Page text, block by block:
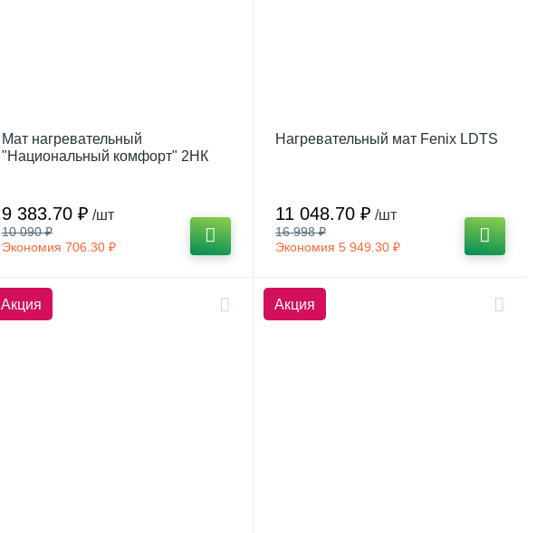
Мат нагревательный
"Национальный комфорт" 2НК
9 383.70 ₽ /шт
10 090 ₽
Экономия 706.30 ₽
Нагревательный мат Fenix LDTS
11 048.70 ₽ /шт
16 998 ₽
Экономия 5 949.30 ₽
Акция Акция